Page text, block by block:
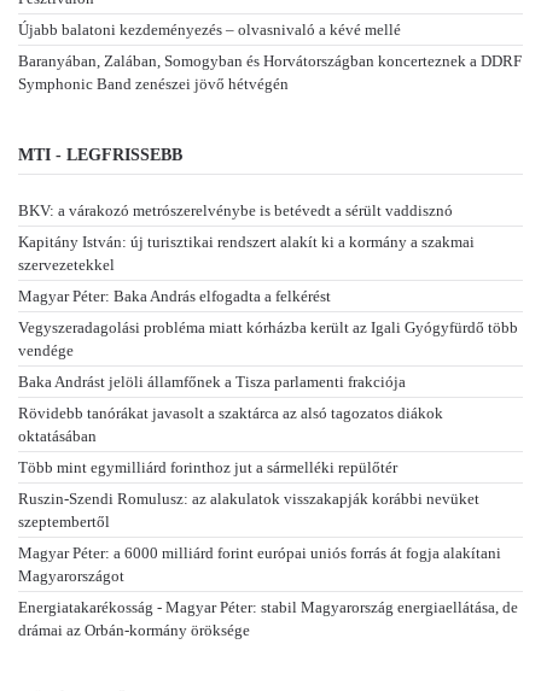
Újabb balatoni kezdeményezés – olvasnivaló a kévé mellé
Baranyában, Zalában, Somogyban és Horvátországban koncerteznek a DDRF
Symphonic Band zenészei jövő hétvégén
MTI - LEGFRISSEBB
BKV: a várakozó metrószerelvénybe is betévedt a sérült vaddisznó
Kapitány István: új turisztikai rendszert alakít ki a kormány a szakmai
szervezetekkel
Magyar Péter: Baka András elfogadta a felkérést
Vegyszeradagolási probléma miatt kórházba került az Igali Gyógyfürdő több
vendége
Baka Andrást jelöli államfőnek a Tisza parlamenti frakciója
Rövidebb tanórákat javasolt a szaktárca az alsó tagozatos diákok
oktatásában
Több mint egymilliárd forinthoz jut a sármelléki repülőtér
Ruszin-Szendi Romulusz: az alakulatok visszakapják korábbi nevüket
szeptembertől
Magyar Péter: a 6000 milliárd forint európai uniós forrás át fogja alakítani
Magyarországot
Energiatakarékosság - Magyar Péter: stabil Magyarország energiaellátása, de
drámai az Orbán-kormány öröksége